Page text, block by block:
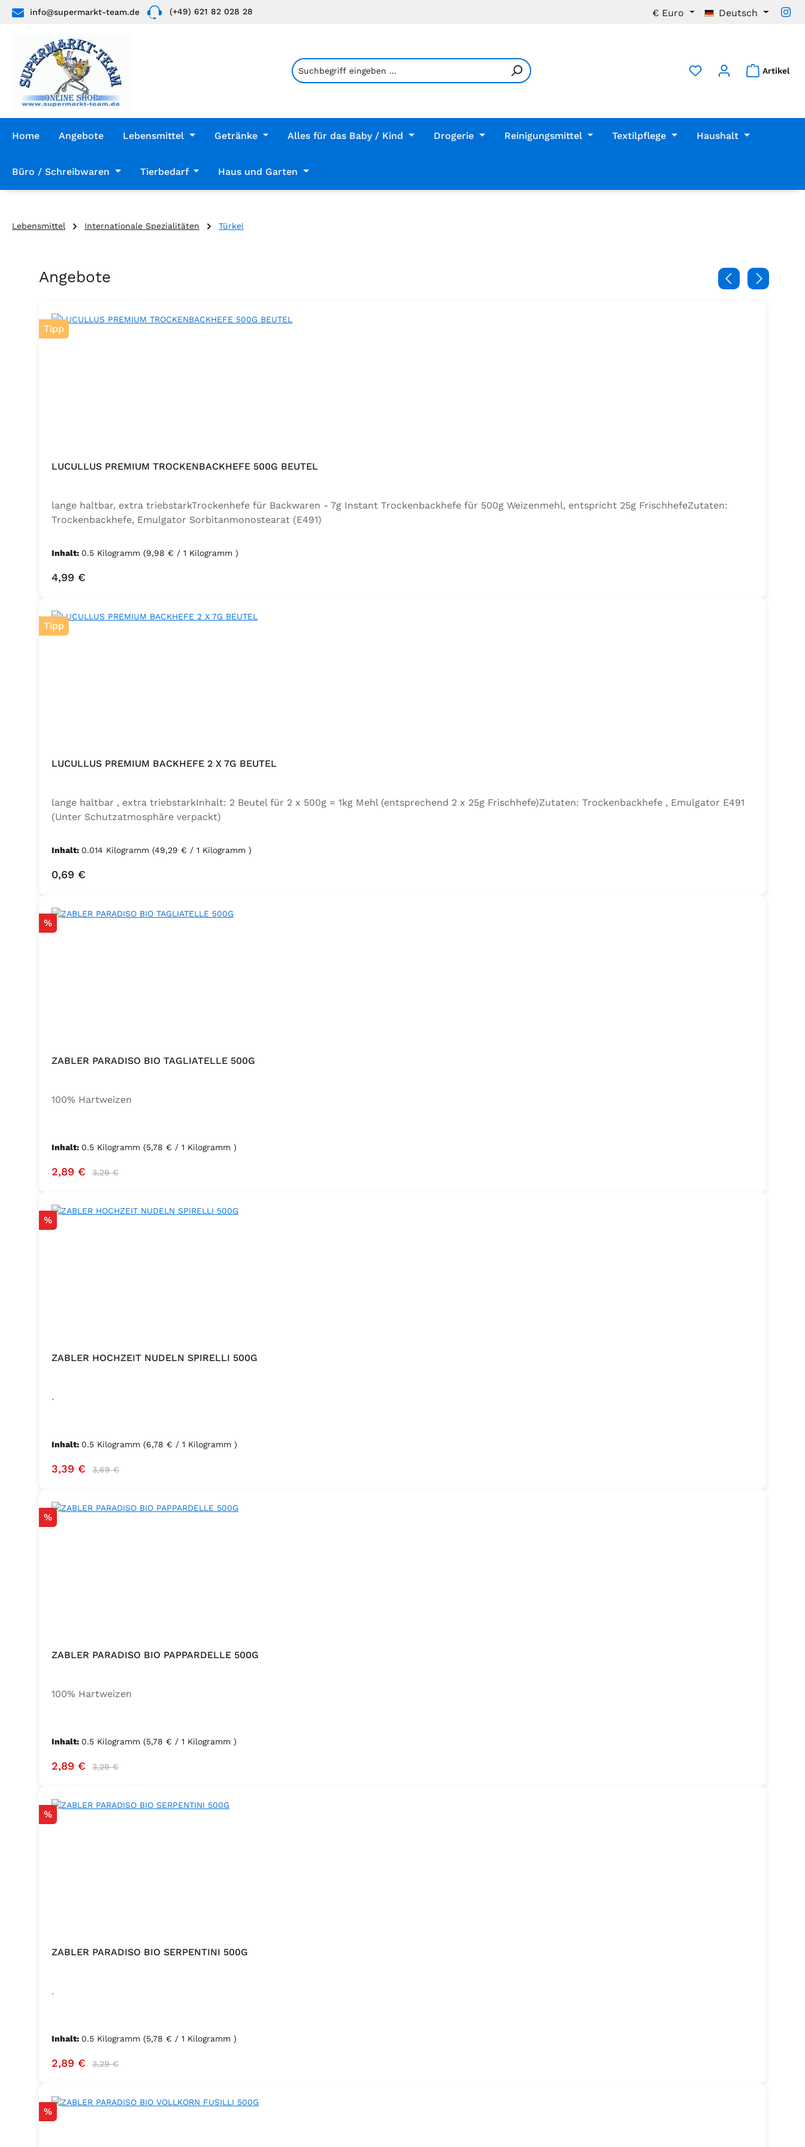
Hauptinhalt springen
Zur Suche springen
Zur Hauptnavigation springen
info@supermarkt-team.de (+49) 621 82 028 28 € Euro Deutsch
Artikel
Home Angebote Lebensmittel Getränke Alles für das Baby / Kind Drogerie Reinigungsmittel Textilpflege Haushalt
Büro / Schreibwaren Tierbedarf Haus und Garten
Lebensmittel Internationale Spezialitäten Türkei
Produktgalerie überspringen
Angebote
Tipp
LUCULLUS PREMIUM TROCKENBACKHEFE 500G BEUTEL
lange haltbar, extra triebstarkTrockenhefe für Backwaren - 7g Instant Trockenbackhefe für 500g Weizenmehl, entspricht 25g FrischhefeZutaten:
Trockenbackhefe, Emulgator Sorbitanmonostearat (E491)
Inhalt: 0.5 Kilogramm (9,98 € / 1 Kilogramm )
Regulärer Preis:
4,99 €
Tipp
LUCULLUS PREMIUM BACKHEFE 2 X 7G BEUTEL
lange haltbar , extra triebstarkInhalt: 2 Beutel für 2 x 500g = 1kg Mehl (entsprechend 2 x 25g Frischhefe)Zutaten: Trockenbackhefe , Emulgator E491
(Unter Schutzatmosphäre verpackt)
Inhalt: 0.014 Kilogramm (49,29 € / 1 Kilogramm )
Regulärer Preis:
0,69 €
Rabatt
%
ZABLER PARADISO BIO TAGLIATELLE 500G
100% Hartweizen
Inhalt: 0.5 Kilogramm (5,78 € / 1 Kilogramm )
Verkaufspreis:
2,89 € Regulärer Preis:
3,29 €
Rabatt
%
ZABLER HOCHZEIT NUDELN SPIRELLI 500G
.
Inhalt: 0.5 Kilogramm (6,78 € / 1 Kilogramm )
Verkaufspreis:
3,39 € Regulärer Preis:
3,69 €
Rabatt
%
ZABLER PARADISO BIO PAPPARDELLE 500G
100% Hartweizen
Inhalt: 0.5 Kilogramm (5,78 € / 1 Kilogramm )
Verkaufspreis:
2,89 € Regulärer Preis:
3,29 €
Rabatt
%
ZABLER PARADISO BIO SERPENTINI 500G
.
Inhalt: 0.5 Kilogramm (5,78 € / 1 Kilogramm )
Verkaufspreis:
2,89 € Regulärer Preis:
3,29 €
Rabatt
%